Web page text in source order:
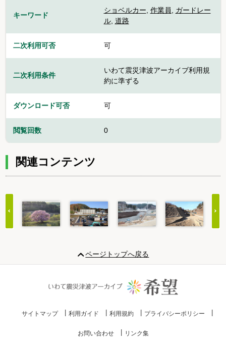
キーワード
ショベルカー, 作業員, ガードレー
ル, 道路
二次利用可否 可
二次利用条件
いわて震災津波アーカイブ利用規
約に準ずる
ダウンロード可否 可
閲覧回数 0
関連コンテンツ
20
ページトップへ戻る
サイトマップ 利用ガイド 利用規約 プライバシーポリシー
お問い合わせ リンク集